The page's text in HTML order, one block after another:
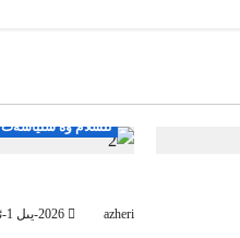
ئىسلام ۋە سىياسەت
azheri